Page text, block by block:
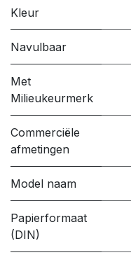
Kleur
Navulbaar
Met
Milieukeurmerk
Commerciële
afmetingen
Model naam
Papierformaat
(DIN)